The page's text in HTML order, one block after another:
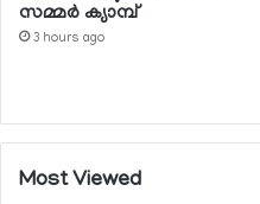
സമ്മര്‍ ക്യാമ്പ്
3 hours ago
Most Viewed